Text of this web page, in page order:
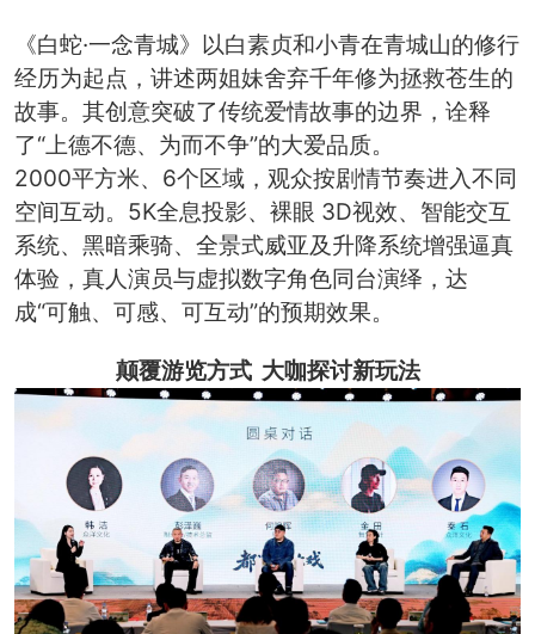
《白蛇·一念青城》以白素贞和小青在青城山的修行
经历为起点，讲述两姐妹舍弃千年修为拯救苍生的
故事。其创意突破了传统爱情故事的边界，诠释
了“上德不德、为而不争”的大爱品质。
2000平方米、6个区域，观众按剧情节奏进入不同
空间互动。5K全息投影、裸眼 3D视效、智能交互
系统、黑暗乘骑、全景式威亚及升降系统增强逼真
体验，真人演员与虚拟数字角色同台演绎，达
成“可触、可感、可互动”的预期效果。
颠覆游览方式 大咖探讨新玩法